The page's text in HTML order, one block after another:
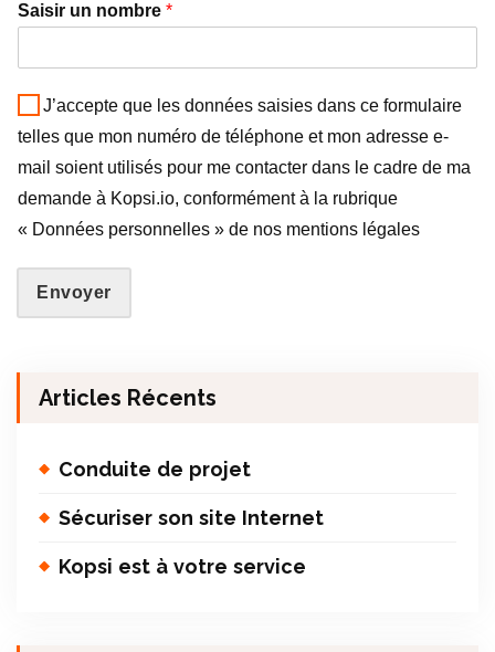
Saisir un nombre *
J’accepte que les données saisies dans ce formulaire
telles que mon numéro de téléphone et mon adresse e-
mail soient utilisés pour me contacter dans le cadre de ma
demande à Kopsi.io, conformément à la rubrique
« Données personnelles » de nos mentions légales
Envoyer
Articles Récents
Conduite de projet
Sécuriser son site Internet
Kopsi est à votre service